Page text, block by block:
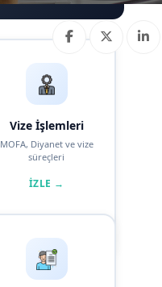
Vize İşlemleri
MOFA, Diyanet ve vize
süreçleri
İZLE →